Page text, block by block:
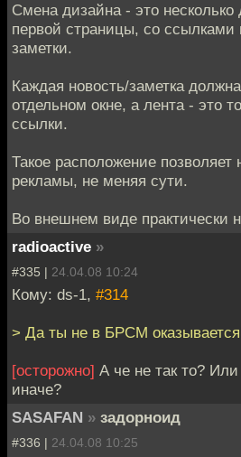
Смена дизайна - это
первой страницы, со ссылками
заметки.
Каждая новость/заметка
отдельном окне, а лента - это
ссылки.
Такое расположение
рекламы, не меняя сути.
Во внешнем виде практически
radioactive »
#335 | 24.04.08 10:24
Кому: ds-1, #314
> Да ты не в БРСМ
[осторожно] А че не так то?
иначе?
SASAFAN » задорноид
#336 | 24.04.08 10:25